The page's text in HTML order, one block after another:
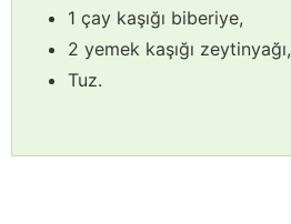
1 çay kaşığı biberiye,
2 yemek kaşığı zeytinyağı,
Tuz.